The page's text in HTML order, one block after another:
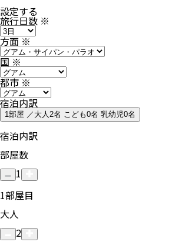
設定する
旅行日数 ※
方面※
国※
都市※
宿泊内訳
1部屋 ／大人2名 こども0名 乳幼児0名
宿泊内訳
部屋数
1
1部屋目
大人
2